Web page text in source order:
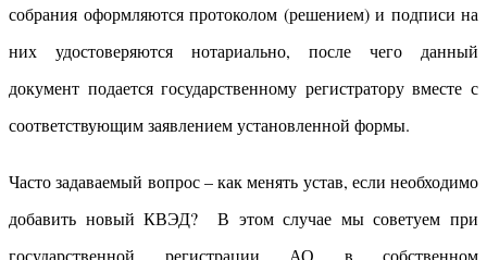
собрания оформляются протоколом (решением) и подписи на
них удостоверяются нотариально, после чего данный
документ подается государственному регистратору вместе с
соответствующим заявлением установленной формы.
Часто задаваемый вопрос – как менять устав, если необходимо
добавить новый КВЭД? В этом случае мы советуем при
государственной регистрации АО в собственном